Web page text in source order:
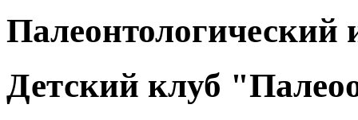
Палеонтологический
Детский клуб